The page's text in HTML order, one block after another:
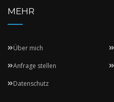
MEHR
Über mich
Anfrage stellen
Datenschutz